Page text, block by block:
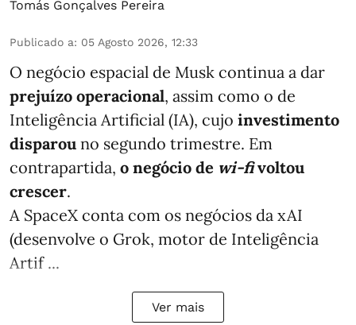
Tomás Gonçalves Pereira
Publicado a: 05 Agosto 2026, 12:33
O negócio espacial de Musk continua a dar
prejuízo operacional, assim como o de
Inteligência Artificial (IA), cujo investimento
disparou no segundo trimestre. Em
contrapartida, o negócio de wi-fivoltou
crescer.
A SpaceX conta com os negócios da xAI
(desenvolve o Grok, motor de Inteligência
Artif ...
Ver mais